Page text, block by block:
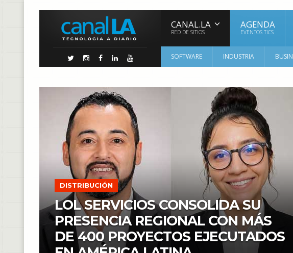
CANAL.LA
RED DE SITIOS
AGENDA
EVENTOS TICS
SOFTWARE INDUSTRIA
DISTRIBUCIÓN
LOL SERVICIOS CONSOLIDA SU
PRESENCIA REGIONAL CON MÁS
DE 400 PROYECTOS EJECUTADOS